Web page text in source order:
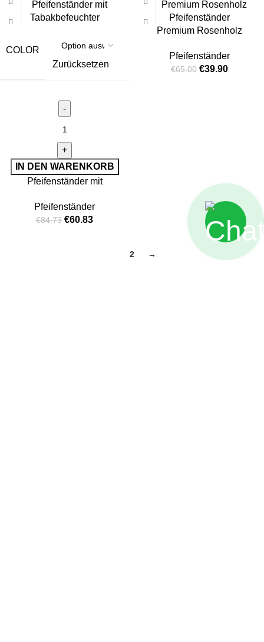
COLOR
Zurücksetzen
IN DEN WARENKORB
Pfeifenständer mit
Pfeifenständer
€84.73 €60.83
Premium Rosenholz
Pfeifenständer
€65.00 €39.90
2 →